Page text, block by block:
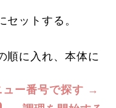
セットする。
順に入れ、本体に
ー番号で探す →